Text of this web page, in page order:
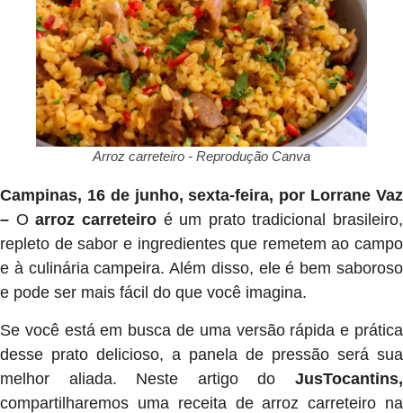
Arroz carreteiro - Reprodução Canva
Campinas, 16 de junho, sexta-feira, por Lorrane Vaz
– Oarroz carreteiroé um prato tradicional brasileiro,
repleto de sabor e ingredientes que remetem ao campo
e à culinária campeira. Além disso, ele é bem saboroso
e pode ser mais fácil do que você imagina.
Se você está em busca de uma versão rápida e prática
desse prato delicioso, a panela de pressão será sua
melhor aliada. Neste artigo do JusTocantins,
compartilharemos uma receita de arroz carreteiro na